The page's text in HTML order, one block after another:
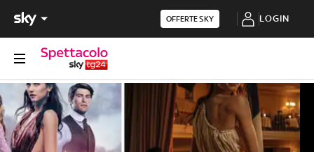
OFFERTE SKY LOGIN